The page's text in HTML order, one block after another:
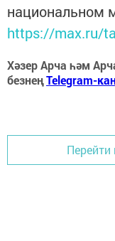
национальном
https://max.ru/
Хәзер Арча һәм
безнеңTelegram-
Перейти